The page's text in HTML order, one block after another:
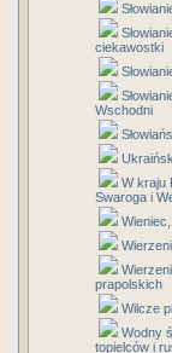
ciekawostki
Wschodni
W kraju
Swaroga i
prapolskich
Wilcze
Wodny
topielców i